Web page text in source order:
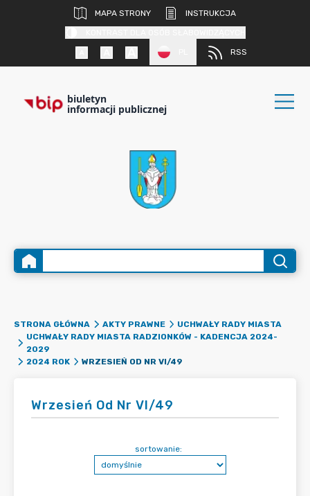
MAPA STRONY
INSTRUKCJA
RSS
biuletyn
informacji publicznej
STRONA GŁÓWNA AKTY PRAWNE
UCHWAŁY RADY MIASTA
UCHWAŁY RADY MIASTA RADZIONKÓW - KADENCJA 2024-
2029
2024 ROK
WRZESIEŃ OD NR VI/49
Wrzesień Od Nr VI/49
sortowanie: